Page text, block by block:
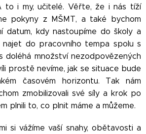
to i my, učitelé. Věřte, že i nás tíží
pokyny z MŠMT, a také bychom
datum, kdy nastoupíme do školy a
najet do pracovního tempa spolu s
doléhá množství nezodpovězených
prostě nevíme, jak se situace bude
časovém horizontu. Tak nám
zmobilizovali své síly a krok po
plnili to, co plnit máme a můžeme.
si vážíme vaší snahy, obětavosti a